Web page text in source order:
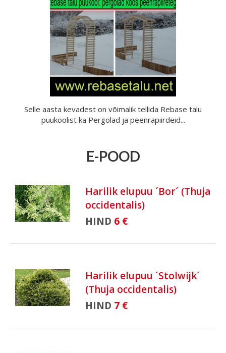
Selle aasta kevadest on võimalik tellida Rebase talu
puukoolist ka Pergolad ja peenrapiirdeid...
E-POOD
Harilik elupuu ´Bor´ (Thuja
occidentalis)
HIND 6 €
Harilik elupuu ´Stolwijk´
(Thuja occidentalis)
HIND 7 €